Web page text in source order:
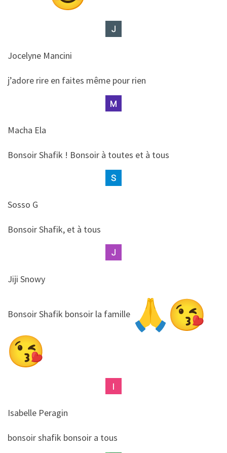
Jocelyne Mancini
​​j’adore rire en faites même pour rien
Macha Ela
​​Bonsoir Shafik ! Bonsoir à toutes et à tous
Sosso G
​​Bonsoir Shafik, et à tous
Jiji Snowy
​​Bonsoir Shafik bonsoir la famille
Isabelle Peragin
​​bonsoir shafik bonsoir a tous